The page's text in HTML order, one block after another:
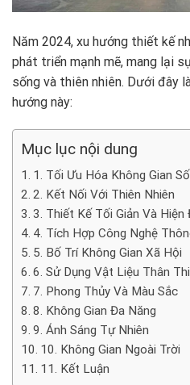
Năm 2024, xu hướng thiết kế
phát triển mạnh mẽ, mang lại
sống và thiên nhiên. Dưới đây
hướng này:
Mục lục nội dung
1. Tối Ưu Hóa Không Gian
2. Kết Nối Với Thiên Nhiên
3. Thiết Kế Tối Giản Và Hiện
4. Tích Hợp Công Nghệ
5. Bố Trí Không Gian Xã Hội
6. Sử Dụng Vật Liệu Thân
7. Phong Thủy Và Màu Sắc
8. Không Gian Đa Năng
9. Ánh Sáng Tự Nhiên
10. Không Gian Ngoài Trời
11. Kết Luận